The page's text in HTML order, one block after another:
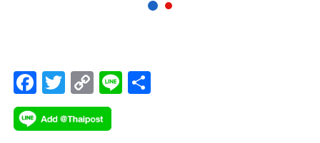
F
ac
e
T
wi
tt
C
o
p
Li